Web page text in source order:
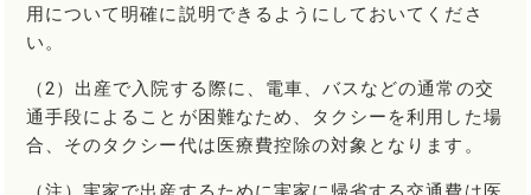
用について明確に説明できるようにしておいてくださ
い。
（2）出産で入院する際に、電車、バスなどの通常の交
通手段によることが困難なため、タクシーを利用した場
合、そのタクシー代は医療費控除の対象となります。